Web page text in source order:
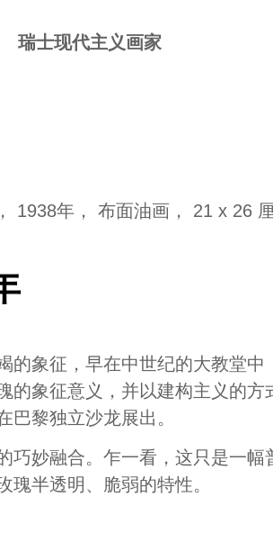
瑞士现代主义画家
1938年， 布面油画， 21 x 26
的象征，早在中世纪的大教堂
的象征意义，并以建构主义的
黎独立沙龙展出。
巧妙融合。乍一看，这只是一
半透明、脆弱的特性。